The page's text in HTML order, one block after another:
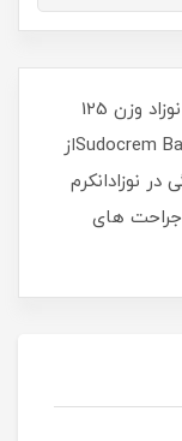
​​​​کرم سودوکرم SUDOCREM سوختگی پای نوزاد وزن 125
گرمSudocrem Baby Antiseptic Healing Cream 125Grاز
نوزادانکرم
جراحت های